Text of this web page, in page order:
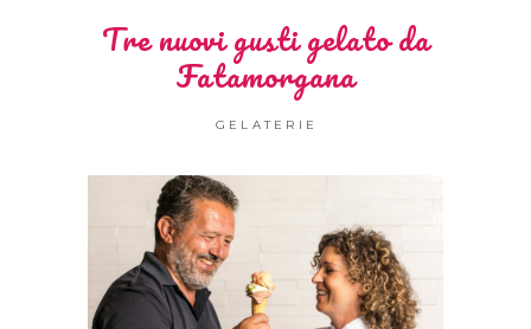
Tre nuovi gusti gelato da
Fatamorgana
GELATERIE